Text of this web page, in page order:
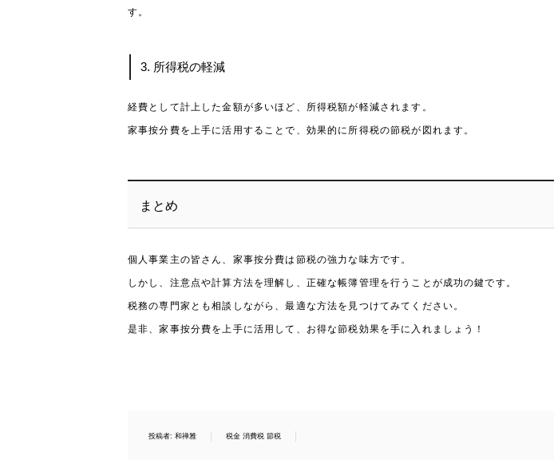
す。
3. 所得税の軽減
経費として計上した金額が多いほど、所得税額が軽減されます。
家事按分費を上手に活用することで、効果的に所得税の節税が図れます。
まとめ
個人事業主の皆さん、家事按分費は節税の強力な味方です。
しかし、注意点や計算方法を理解し、正確な帳簿管理を行うことが成功の鍵です。
税務の専門家とも相談しながら、最適な方法を見つけてみてください。
是非、家事按分費を上手に活用して、お得な節税効果を手に入れましょう！
投稿者: 和禅雅 税金 消費税 節税